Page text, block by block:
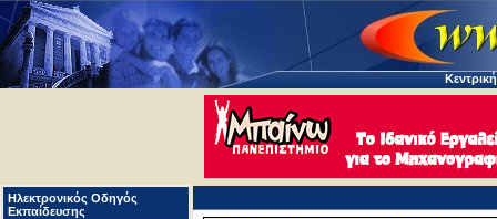
Ηλεκτρονικός Οδηγός
Εκπαίδευσης